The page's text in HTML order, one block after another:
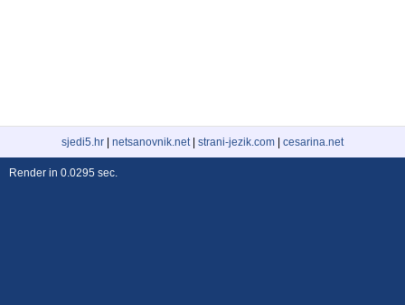
sjedi5.hr netsanovnik.net| strani-jezik.com cesarina.net
Render in 0.0295 sec.